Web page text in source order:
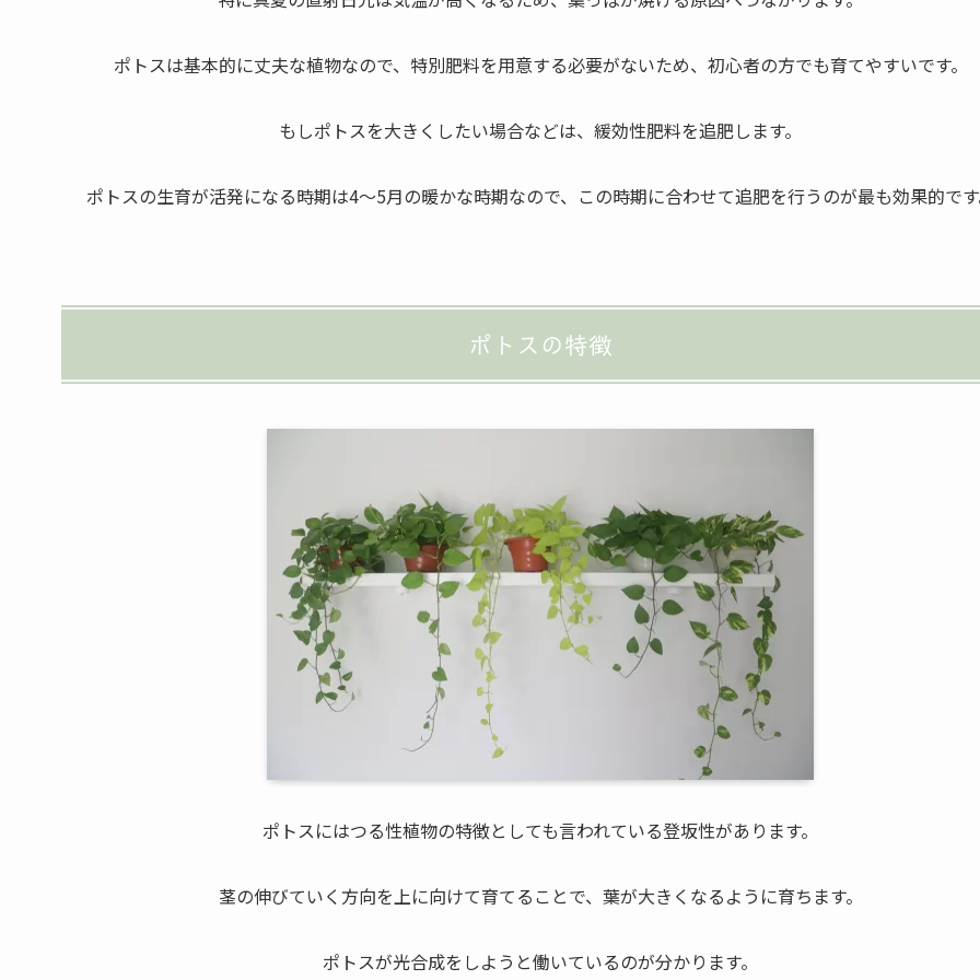
ポトスは基本的に丈夫な植物なので、特別肥料を用意する必要がないため、初心者の方でも育てやすいです。
もしポトスを大きくしたい場合などは、緩効性肥料を追肥します。
ポトスの生育が活発になる時期は4～5月の暖かな時期なので、この時期に合わせて追肥を行うのが最も効果的で
ポトスの特徴
ポトスにはつる性植物の特徴としても言われている登坂性があります。
茎の伸びていく方向を上に向けて育てることで、葉が大きくなるように育ちます。
ポトスが光合成をしようと働いているのが分かります。